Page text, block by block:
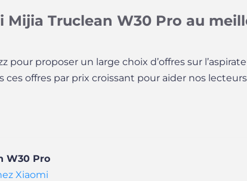
Mijia Truclean W30 Pro au
pour proposer un large choix d’offres sur
ces offres par prix croissant pour aider nos
W30 Pro
Xiaomi